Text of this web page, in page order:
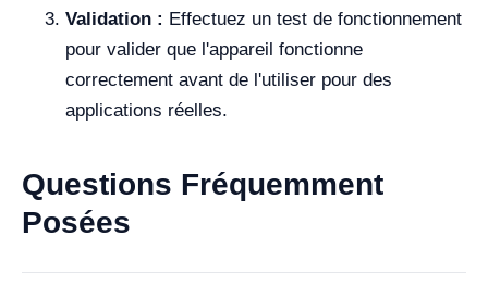
Validation : Effectuez un test de fonctionnement
pour valider que l'appareil fonctionne
correctement avant de l'utiliser pour des
applications réelles.
Questions Fréquemment
Posées